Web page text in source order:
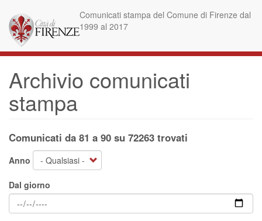
contenuto
principale
Comunicati stampa del Comune di Firenze dal
1999 al 2017
Archivio comunicati
stampa
Comunicati da 81 a 90 su 72263 trovati
Anno
Dal giorno